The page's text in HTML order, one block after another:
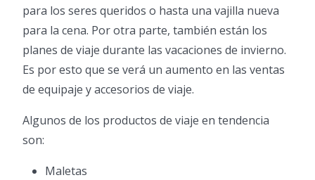
para los seres queridos o hasta una vajilla nueva
para la cena. Por otra parte, también están los
planes de viaje durante las vacaciones de invierno.
Es por esto que se verá un aumento en las ventas
de equipaje y accesorios de viaje.
Algunos de los productos de viaje en tendencia
son:
Maletas